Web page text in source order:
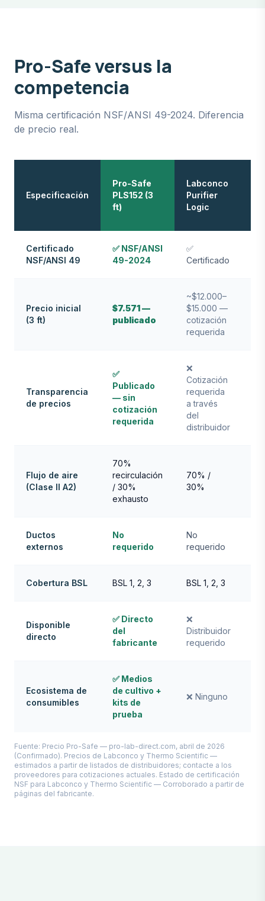
Pro-Safe versus la
competencia
Misma certificación NSF/ANSI 49-2024. Diferencia
de precio real.
Especificación
Pro-Safe
PLS152 (3
ft)
Labconco
Purifier
Logic
Certificado
NSF/ANSI 49
✅ NSF/ANSI
49-2024
✅
Certificado
Precio inicial
(3 ft)
$7.571 —
publicado
~$12.000–
$15.000 —
cotización
requerida
Transparencia
de precios
✅
Publicado
— sin
cotización
requerida
❌
Cotización
requerida
a través
del
distribuidor
Flujo de aire
(Clase II A2)
70%
recirculación
/ 30%
exhausto
70% /
30%
Ductos
externos
No
requerido
No
requerido
Cobertura BSL BSL 1, 2, 3 BSL 1, 2, 3
Disponible
directo
✅ Directo
del
fabricante
❌
Distribuidor
requerido
Ecosistema de
consumibles
✅ Medios
de cultivo +
kits de
prueba
❌ Ninguno
Fuente: Precio Pro-Safe — pro-lab-direct.com, abril de 2026
(Confirmado). Precios de Labconco y Thermo Scientific —
estimados a partir de listados de distribuidores; contacte a los
proveedores para cotizaciones actuales. Estado de certificación
NSF para Labconco y Thermo Scientific — Corroborado a partir de
páginas del fabricante.